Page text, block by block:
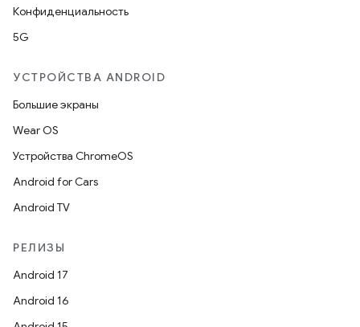
Конфиденциальность
5G
УСТРОЙСТВА ANDROID
Большие экраны
Wear OS
Устройства ChromeOS
Android for Cars
Android TV
РЕЛИЗЫ
Android 17
Android 16